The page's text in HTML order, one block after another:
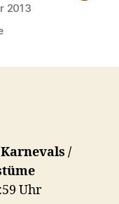
2013
zu
/
Uhr